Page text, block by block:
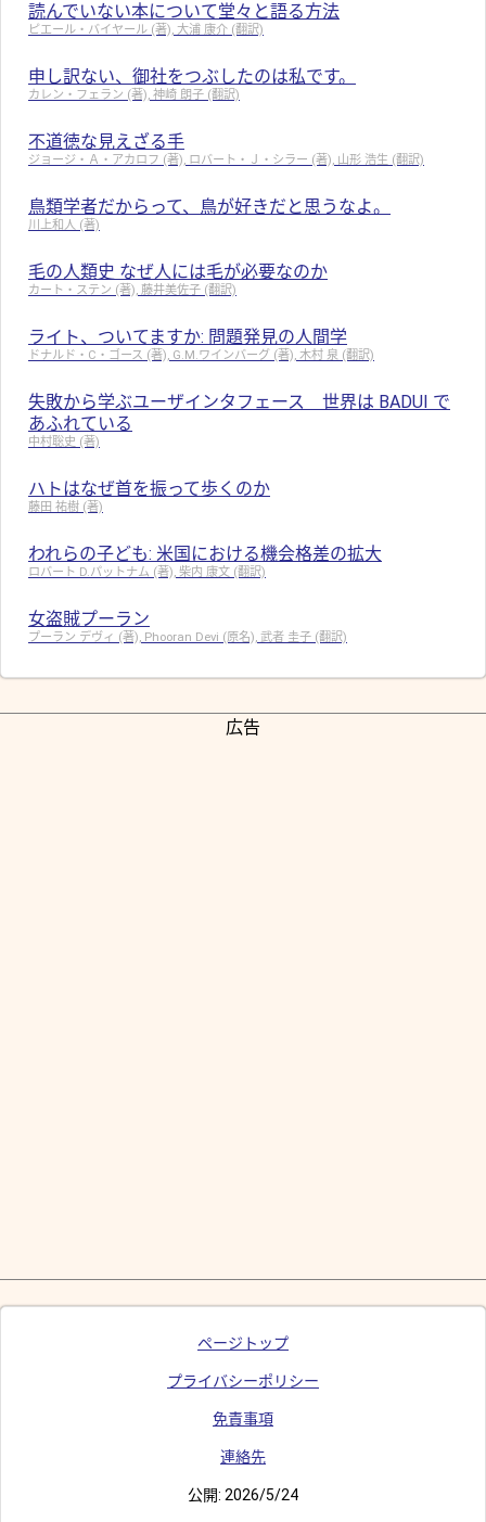
読んでいない本について堂々と語る方法
ピエール・バイヤール (著), 大浦 康介 (翻訳)
申し訳ない、御社をつぶしたのは私です。
カレン・フェラン (著), 神崎 朗子 (翻訳)
不道徳な見えざる手
ジョージ・Ａ・アカロフ (著), ロバート・Ｊ・シラー (著), 山形 浩生 (翻訳)
鳥類学者だからって、鳥が好きだと思うなよ。
川上和人 (著)
毛の人類史 なぜ人には毛が必要なのか
カート・ステン (著), 藤井美佐子 (翻訳)
ライト、ついてますか: 問題発見の人間学
ドナルド・C・ゴース (著), G.M.ワインバーグ (著), 木村 泉 (翻訳)
失敗から学ぶユーザインタフェース 世界は BADUI で
あふれている
中村聡史 (著)
ハトはなぜ首を振って歩くのか
藤田 祐樹 (著)
われらの子ども: 米国における機会格差の拡大
ロバート D.パットナム (著), 柴内 康文 (翻訳)
女盗賊プーラン
プーラン デヴィ (著), Phooran Devi (原名), 武者 圭子 (翻訳)
広告
ページトップ
プライバシーポリシー
免責事項
連絡先
公開: 2026/5/24